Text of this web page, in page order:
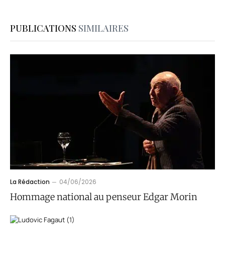
PUBLICATIONS SIMILAIRES
La Rédaction 04/06/2026
Hommage national au penseur Edgar Morin